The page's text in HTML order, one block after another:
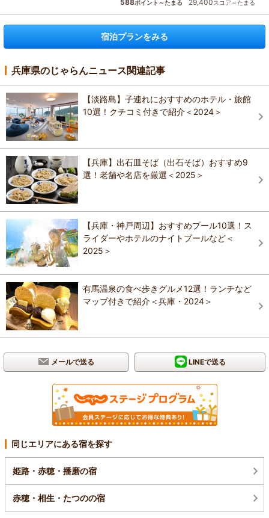
588ポイント～たまる 29,400スコア～たまる
宿泊プランをみる
兵庫県のじゃらんニュース関連記事
【淡路島】子連れにおすすめのホテル・旅館
10選！クチコミ付きで紹介＜2024＞
【兵庫】出石皿そば（出石そば）おすすめ9
選！老舗や名店を厳選＜2025＞
【兵庫・神戸周辺】おすすめプール10選！ス
ライダーやホテルのナイトプールなど＜
2025＞
有馬温泉の食べ歩きグルメ12選！ランチなど
マップ付きで紹介＜兵庫・2024＞
メールで送る LINEで送る
同じエリアにある宿を探す
姫路・赤穂・播磨の宿
赤穂・相生・たつのの宿